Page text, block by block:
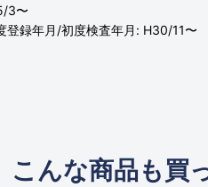
3〜
録年月/初度検査年月: H30/11〜
こんな商品も買